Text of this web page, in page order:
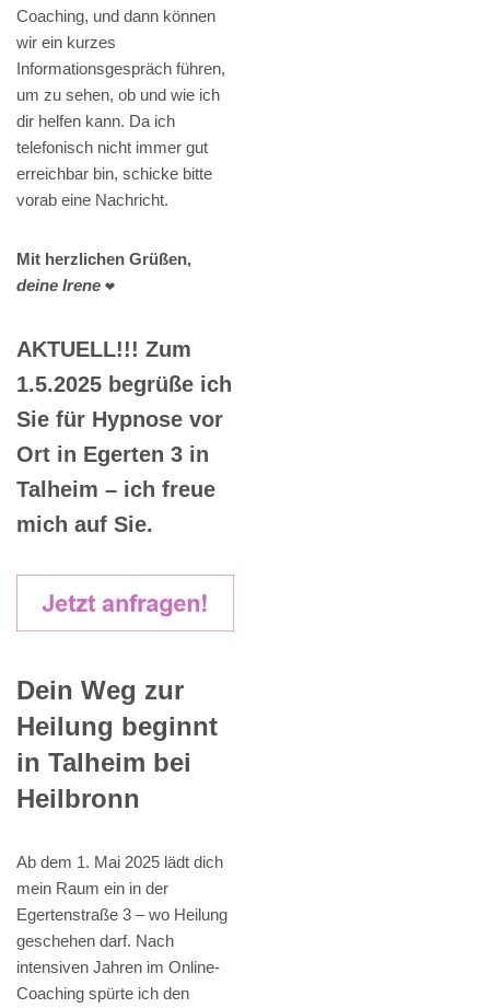
Coaching, und dann können
wir ein kurzes
Informationsgespräch führen,
um zu sehen, ob und wie ich
dir helfen kann. Da ich
telefonisch nicht immer gut
erreichbar bin, schicke bitte
vorab eine Nachricht.
Mit herzlichen Grüßen,
deine Irene ❤️
AKTUELL!!! Zum
1.5.2025 begrüße ich
Sie für Hypnose vor
Ort in Egerten 3 in
Talheim – ich freue
mich auf Sie.
Dein Weg zur
Heilung beginnt
in Talheim bei
Heilbronn
Ab dem 1. Mai 2025 lädt dich
mein Raum ein in der
Egertenstraße 3 – wo Heilung
geschehen darf. Nach
intensiven Jahren im Online-
Coaching spürte ich den